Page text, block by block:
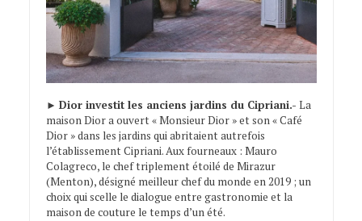
► Dior investit les anciens jardins du Cipriani.- La
maison Dior a ouvert « Monsieur Dior » et son « Café
Dior » dans les jardins qui abritaient autrefois
l’établissement Cipriani. Aux fourneaux : Mauro
Colagreco, le chef triplement étoilé de Mirazur
(Menton), désigné meilleur chef du monde en 2019 ; un
choix qui scelle le dialogue entre gastronomie et la
maison de couture le temps d’un été.